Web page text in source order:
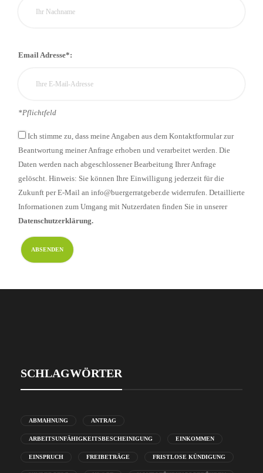
Email Adresse*:
*Pflichtfeld
Ich stimme zu, dass meine Angaben aus dem Kontaktformular zur
Beantwortung meiner Anfrage erhoben und verarbeitet werden. Die
Daten werden nach abgeschlossener Bearbeitung Ihrer Anfrage
gelöscht. Hinweis: Sie können Ihre Einwilligung jederzeit für die
Zukunft per E-Mail an info@buergerratgeber.de widerrufen. Detaillierte
Informationen zum Umgang mit Nutzerdaten finden Sie in unserer
Datenschutzerklärung.
SCHLAGWÖRTER
ABMAHNUNG ANTRAG
ARBEITSUNFÄHIGKEITSBESCHEINIGUNG EINKOMMEN
EINSPRUCH FREIBETRÄGE FRISTLOSE KÜNDIGUNG